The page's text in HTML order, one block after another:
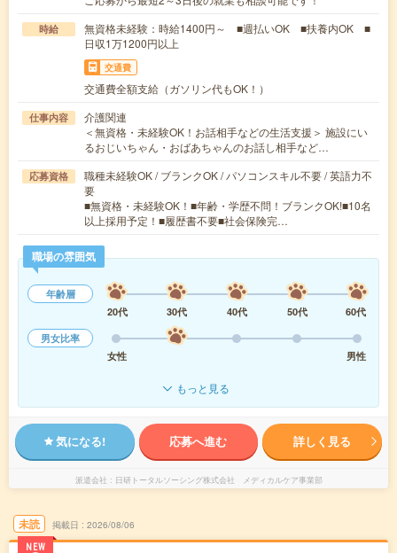
時給
無資格未経験：時給1400円～ ■週払いOK ■扶養内OK ■
日収1万1200円以上
交通費
交通費全額支給（ガソリン代もOK！）
仕事内容
介護関連
＜無資格・未経験OK！お話相手などの生活支援＞ 施設にい
るおじいちゃん・おばあちゃんのお話し相手など…
応募資格
職種未経験OK / ブランクOK / パソコンスキル不要 / 英語力不
要
■無資格・未経験OK！■年齢・学歴不問！ブランクOK!■10名
以上採用予定！■履歴書不要■社会保険完…
職場の雰囲気
年齢層
20代
30代 40代 50代
60代
男女比率
女性
男性
もっと見る
気になる! 応募へ進む 詳しく見る
派遣会社 日研トータルソーシング株式会社 メディカルケア事業部
未読
NEW
掲載日 2026/08/06